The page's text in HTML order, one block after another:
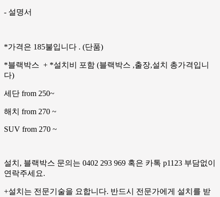
- 설명서
*가격은 185불입니다 . (단품)
*블랙박스 + *설치비 포함 (블랙박스 ,출장,설치 총가격입니
다)
세단 from 250~
해치 from 270 ~
SUV from 270 ~
설치, 블랙박스 문의는 0402 293 969 혹은 카톡 p1123 부담없이
연락주세요.
+설치는 전문기술을 요합니다. 반드시 전문가에게 설치를 받